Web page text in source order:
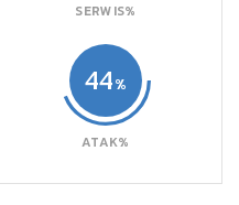
44
ATAK%
SERWIS%